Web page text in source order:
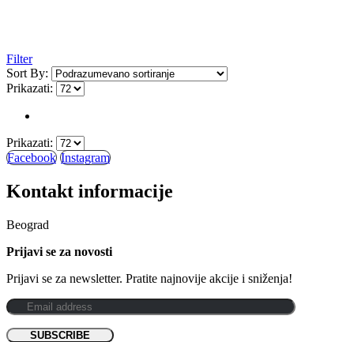
Filter
Sort By:
Prikazati:
Prikazati:
Facebook Instagram
Kontakt informacije
Beograd
Prijavi se za novosti
Prijavi se za newsletter. Pratite najnovije akcije i sniženja!